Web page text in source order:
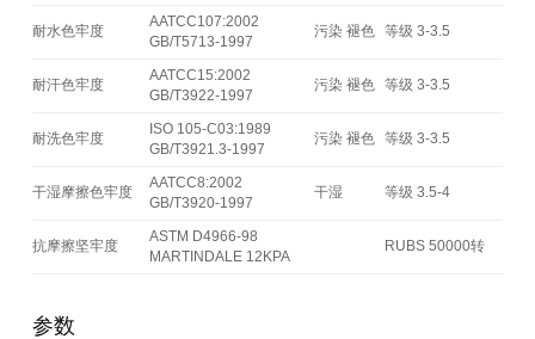
耐水色牢度
AATCC107:2002
GB/T5713-1997
污染 褪色 等级 3-3.5
耐汗色牢度
AATCC15:2002
GB/T3922-1997
污染 褪色 等级 3-3.5
耐洗色牢度
ISO 105-C03:1989
GB/T3921.3-1997
污染 褪色 等级 3-3.5
干湿摩擦色牢度
AATCC8:2002
GB/T3920-1997
干湿 等级 3.5-4
抗摩擦坚牢度
ASTM D4966-98
MARTINDALE 12KPA
RUBS 50000转
参数